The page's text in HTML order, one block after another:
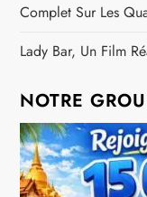
Complet Sur Les
Lady Bar, Un Film
NOTRE